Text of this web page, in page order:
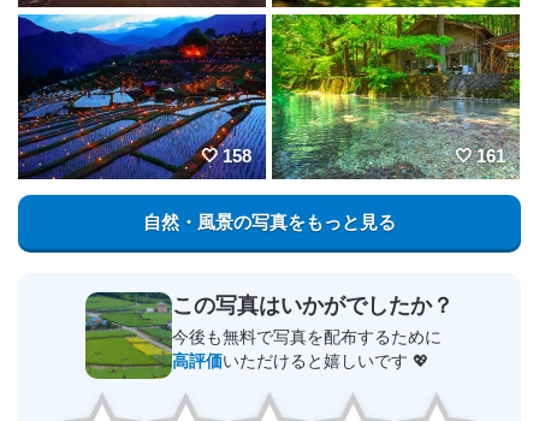
158 161
自然・風景の写真をもっと見る
この写真はいかがでしたか？
今後も無料で写真を配布するために
高評価いただけると嬉しいです 💖